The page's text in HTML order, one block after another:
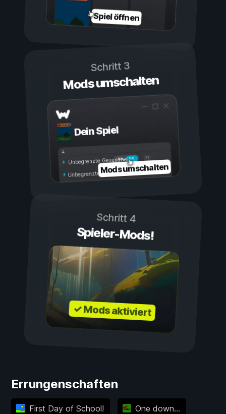
Spiel öffnen
Schritt 3
Mods umschalten
Dein Spiel
Ein
Aus
Unbegrenzte Gesundheit
Unbegrenzte AusdauerMods umschalten
Schritt 4
Spieler-Mods!
✓ Mods aktiviert
Errungenschaften
First Day of School! One down...